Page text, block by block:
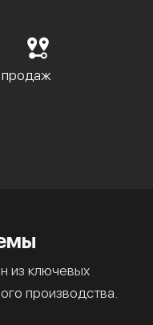
из ключевых
производства.